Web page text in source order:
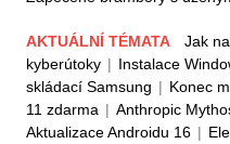
AKTUÁLNÍ TÉMATA Jak
kyberútoky | Instalace
skládací Samsung | Konec
11 zdarma | Anthropic
Aktualizace Androidu 16 |